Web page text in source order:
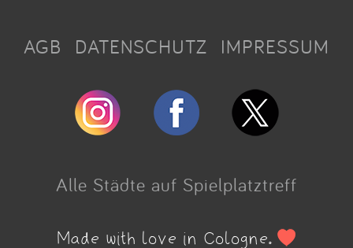
AGB DATENSCHUTZ IMPRESSUM
Alle Städte auf Spielplatztreff
Made with love in Cologne.